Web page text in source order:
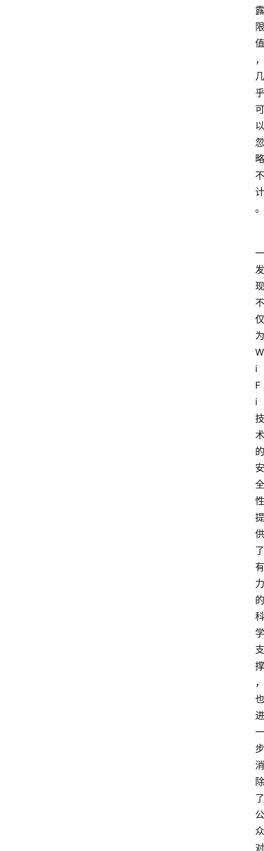
露
限
值
，
几
乎
可
以
忽
略
不
计
。
一
发
现
不
仅
为
W
i
F
i
技
术
的
安
全
性
提
供
了
有
力
的
科
学
支
撑
，
也
进
一
步
消
除
了
公
众
对